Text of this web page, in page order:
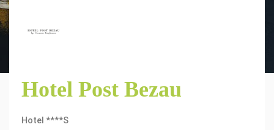
Hotel Post Bezau
Hotel ****S